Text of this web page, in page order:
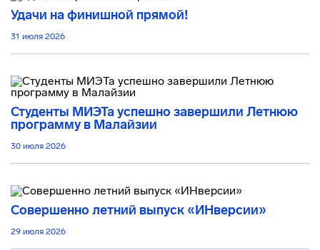
Удачи на финишной прямой!
31 июля 2026
Студенты МИЭТа успешно завершили Летнюю
программу в Малайзии
30 июля 2026
Совершенно летний выпуск «ИНверсии»
29 июля 2026